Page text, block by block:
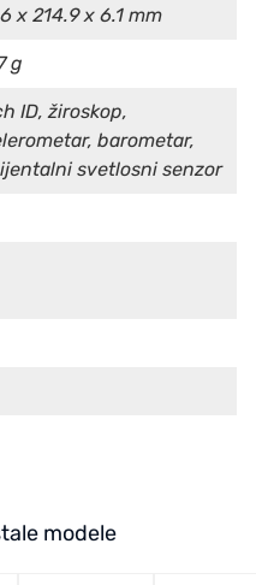
x 214.9 x 6.1 mm
g
ID, žiroskop,
barometar,
svetlosni senzor
modele